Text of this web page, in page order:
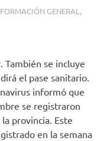
GENERAL ,
También se incluye
el pase sanitario.
informó que
se registraron
provincia. Este
en la semana